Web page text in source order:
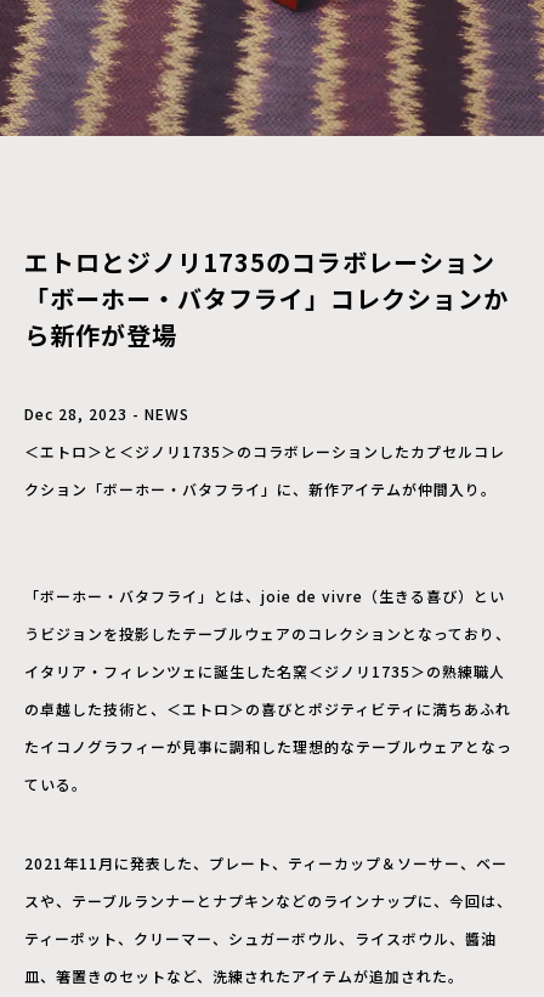
エトロとジノリ1735のコラボレーション
「ボーホー・バタフライ」コレクションか
ら新作が登場
Dec 28, 2023 - NEWS
＜エトロ＞と＜ジノリ1735＞のコラボレーションしたカプセルコレ
クション「ボーホー・バタフライ」に、新作アイテムが仲間入り。
「ボーホー・バタフライ」とは、joie de vivre（生きる喜び）とい
うビジョンを投影したテーブルウェアのコレクションとなっており、
イタリア・フィレンツェに誕生した名窯＜ジノリ1735＞の熟練職人
の卓越した技術と、＜エトロ＞の喜びとポジティビティに満ちあふれ
たイコノグラフィーが見事に調和した理想的なテーブルウェアとなっ
ている。
2021年11月に発表した、プレート、ティーカップ＆ソーサー、ベー
スや、テーブルランナーとナプキンなどのラインナップに、今回は、
ティーポット、クリーマー、シュガーボウル、ライスボウル、醬油
皿、箸置きのセットなど、洗練されたアイテムが追加された。